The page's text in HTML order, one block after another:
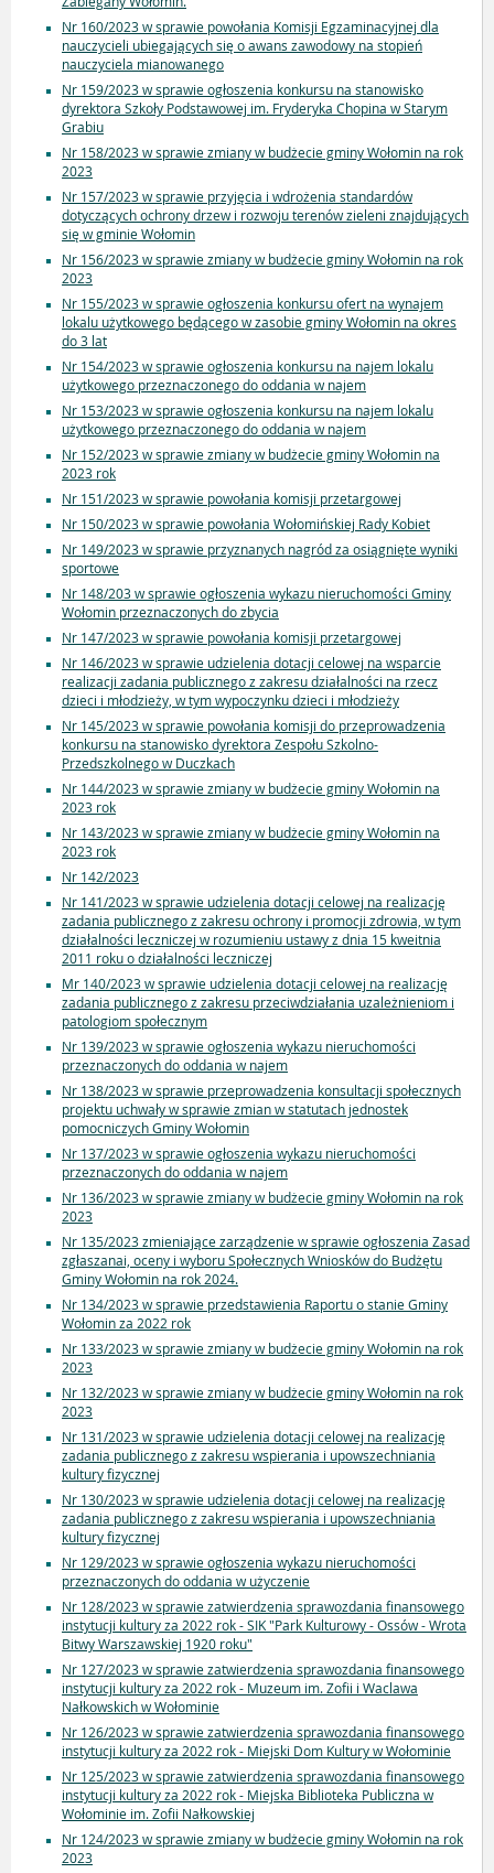
Nr 160/2023 w sprawie powołania Komisji Egzaminacyjnej dla
nauczycieli ubiegających się o awans zawodowy na stopień
nauczyciela mianowanego
Nr 159/2023 w sprawie ogłoszenia konkursu na stanowisko
dyrektora Szkoły Podstawowej im. Fryderyka Chopina w Starym
Grabiu
Nr 158/2023 w sprawie zmiany w budżecie gminy Wołomin na rok
2023
Nr 157/2023 w sprawie przyjęcia i wdrożenia standardów
dotyczących ochrony drzew i rozwoju terenów zieleni znajdujących
się w gminie Wołomin
Nr 156/2023 w sprawie zmiany w budżecie gminy Wołomin na rok
2023
Nr 155/2023 w sprawie ogłoszenia konkursu ofert na wynajem
lokalu użytkowego będącego w zasobie gminy Wołomin na okres
do 3 lat
Nr 154/2023 w sprawie ogłoszenia konkursu na najem lokalu
użytkowego przeznaczonego do oddania w najem
Nr 153/2023 w sprawie ogłoszenia konkursu na najem lokalu
użytkowego przeznaczonego do oddania w najem
Nr 152/2023 w sprawie zmiany w budżecie gminy Wołomin na
2023 rok
Nr 151/2023 w sprawie powołania komisji przetargowej
Nr 150/2023 w sprawie powołania Wołomińskiej Rady Kobiet
Nr 149/2023 w sprawie przyznanych nagród za osiągnięte wyniki
sportowe
Nr 148/203 w sprawie ogłoszenia wykazu nieruchomości Gminy
Wołomin przeznaczonych do zbycia
Nr 147/2023 w sprawie powołania komisji przetargowej
Nr 146/2023 w sprawie udzielenia dotacji celowej na wsparcie
realizacji zadania publicznego z zakresu działalności na rzecz
dzieci i młodzieży, w tym wypoczynku dzieci i młodzieży
Nr 145/2023 w sprawie powołania komisji do przeprowadzenia
konkursu na stanowisko dyrektora Zespołu Szkolno-
Przedszkolnego w Duczkach
Nr 144/2023 w sprawie zmiany w budżecie gminy Wołomin na
2023 rok
Nr 143/2023 w sprawie zmiany w budżecie gminy Wołomin na
2023 rok
Nr 142/2023
Nr 141/2023 w sprawie udzielenia dotacji celowej na realizację
zadania publicznego z zakresu ochrony i promocji zdrowia, w tym
działalności leczniczej w rozumieniu ustawy z dnia 15 kweitnia
2011 roku o działalności leczniczej
Mr 140/2023 w sprawie udzielenia dotacji celowej na realizację
zadania publicznego z zakresu przeciwdziałania uzależnieniom i
patologiom społecznym
Nr 139/2023 w sprawie ogłoszenia wykazu nieruchomości
przeznaczonych do oddania w najem
Nr 138/2023 w sprawie przeprowadzenia konsultacji społecznych
projektu uchwały w sprawie zmian w statutach jednostek
pomocniczych Gminy Wołomin
Nr 137/2023 w sprawie ogłoszenia wykazu nieruchomości
przeznaczonych do oddania w najem
Nr 136/2023 w sprawie zmiany w budżecie gminy Wołomin na rok
2023
Nr 135/2023 zmieniające zarządzenie w sprawie ogłoszenia Zasad
zgłaszanai, oceny i wyboru Społecznych Wniosków do Budżętu
Gminy Wołomin na rok 2024.
Nr 134/2023 w sprawie przedstawienia Raportu o stanie Gminy
Wołomin za 2022 rok
Nr 133/2023 w sprawie zmiany w budżecie gminy Wołomin na rok
2023
Nr 132/2023 w sprawie zmiany w budżecie gminy Wołomin na rok
2023
Nr 131/2023 w sprawie udzielenia dotacji celowej na realizację
zadania publicznego z zakresu wspierania i upowszechniania
kultury fizycznej
Nr 130/2023 w sprawie udzielenia dotacji celowej na realizację
zadania publicznego z zakresu wspierania i upowszechniania
kultury fizycznej
Nr 129/2023 w sprawie ogłoszenia wykazu nieruchomości
przeznaczonych do oddania w użyczenie
Nr 128/2023 w sprawie zatwierdzenia sprawozdania finansowego
instytucji kultury za 2022 rok - SIK "Park Kulturowy - Ossów - Wrota
Bitwy Warszawskiej 1920 roku"
Nr 127/2023 w sprawie zatwierdzenia sprawozdania finansowego
instytucji kultury za 2022 rok - Muzeum im. Zofii i Waclawa
Nałkowskich w Wołominie
Nr 126/2023 w sprawie zatwierdzenia sprawozdania finansowego
instytucji kultury za 2022 rok - Miejski Dom Kultury w Wołominie
Nr 125/2023 w sprawie zatwierdzenia sprawozdania finansowego
instytucji kultury za 2022 rok - Miejska Biblioteka Publiczna w
Wołominie im. Zofii Nałkowskiej
Nr 124/2023 w sprawie zmiany w budżecie gminy Wołomin na rok
2023